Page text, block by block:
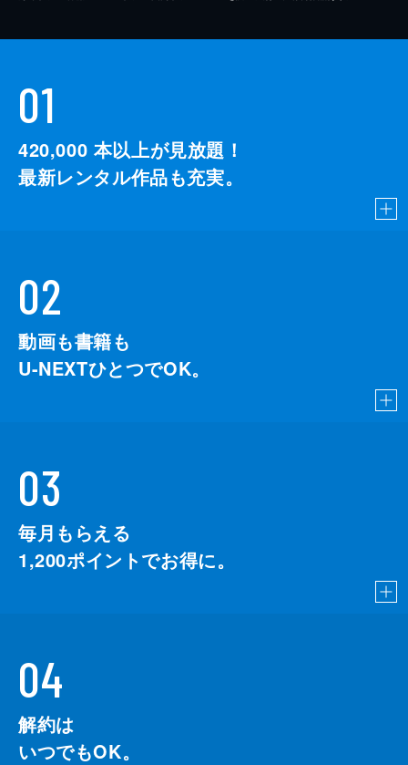
01
420,000 本以上が見放題！
最新レンタル作品も充実。
02
動画も書籍も
U-NEXTひとつでOK。
03
毎月もらえる
1,200ポイントでお得に。
04
解約は
いつでもOK。